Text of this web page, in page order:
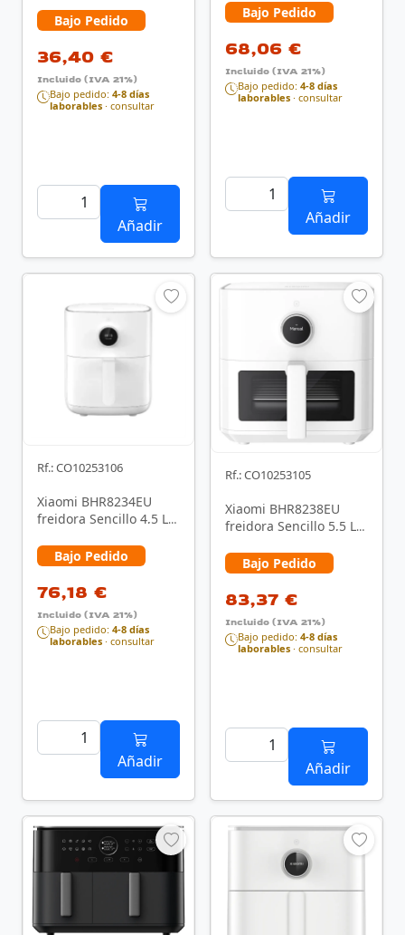
Freidora de aire …
Bajo Pedido
36,40 €
Incluido (IVA 21%)
Bajo pedido: 4-8 días
laborables · consultar
Añadir
caliente Negro
Bajo Pedido
68,06 €
Incluido (IVA 21%)
Bajo pedido: 4-8 días
laborables · consultar
Añadir
Rf.: CO10253106
Xiaomi BHR8234EU
freidora Sencillo 4,5 L
Freidora de aire …
Bajo Pedido
76,18 €
Incluido (IVA 21%)
Bajo pedido: 4-8 días
laborables · consultar
Añadir
Rf.: CO10253105
Xiaomi BHR8238EU
freidora Sencillo 5,5 L
Freidora de aire …
Bajo Pedido
83,37 €
Incluido (IVA 21%)
Bajo pedido: 4-8 días
laborables · consultar
Añadir